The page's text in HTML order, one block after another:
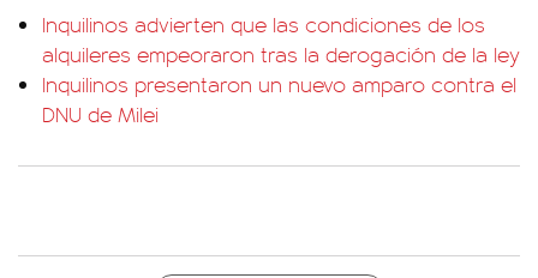
Inquilinos advierten que las condiciones de los
alquileres empeoraron tras la derogación de la ley
Inquilinos presentaron un nuevo amparo contra el
DNU de Milei